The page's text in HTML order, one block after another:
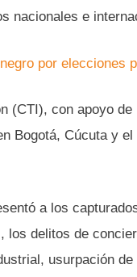
nacionales e
por elecciones
(CTI), con apoyo
Bogotá, Cúcuta y
a los
los delitos de
usurpación